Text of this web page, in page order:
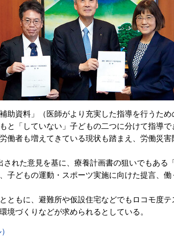
資料」（医師がより充実した指導を行うため
と「していない」子どもの二つに分けて指導で
者も増えてきている現状も踏まえ、労働災害
れた意見を基に、療養計画書の狙いでもある
子どもの運動・スポーツ実施に向けた提言、働
もに、避難所や仮設住宅などでもロコモ度テ
づくりなどが求められるとしている。